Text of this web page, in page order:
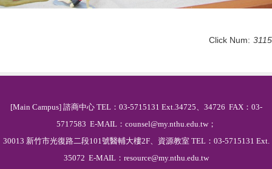
Click Num: 3115
[Main Campus] 諮商中心 TEL：03-5715131 Ext.34725、34726 FAX：03-
5717583 E-MAIL：counsel@my.nthu.edu.tw；
30013 新竹市光復路二段101號醫輔大樓2F、資源教室 TEL：03-5715131 Ext.
35072 E-MAIL：resource@my.nthu.edu.tw